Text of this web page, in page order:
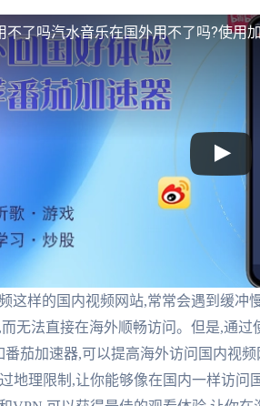
不了吗汽水音乐在国外用不了吗?使用
这样的国内视频网站,常常会遇到缓冲
无法直接在海外顺畅访问。但是,通
番茄加速器,可以提高海外访问国内视频
地理限制,让你能够像在国内一样访问